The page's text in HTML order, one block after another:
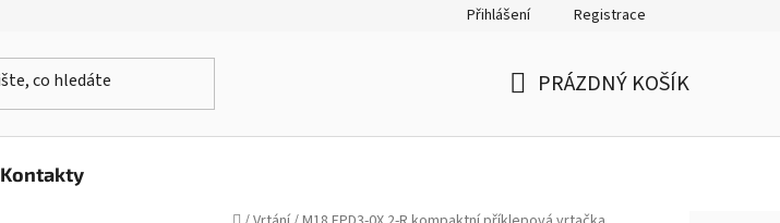
Přihlášení Registrace
PRÁZDNÝ KOŠÍK
Kontakty